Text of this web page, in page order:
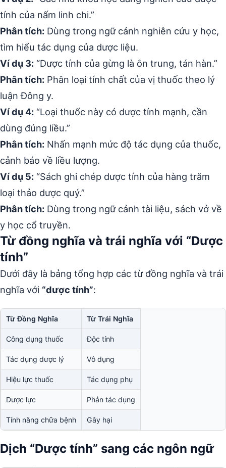
tính của nấm linh chi.”
Phân tích: Dùng trong ngữ cảnh nghiên cứu y học,
tìm hiểu tác dụng của dược liệu.
Ví dụ 3: “Dược tính của gừng là ôn trung, tán hàn.”
Phân tích: Phân loại tính chất của vị thuốc theo lý
luận Đông y.
Ví dụ 4: “Loại thuốc này có dược tính mạnh, cần
dùng đúng liều.”
Phân tích: Nhấn mạnh mức độ tác dụng của thuốc,
cảnh báo về liều lượng.
Ví dụ 5: “Sách ghi chép dược tính của hàng trăm
loại thảo dược quý.”
Phân tích: Dùng trong ngữ cảnh tài liệu, sách vở về
y học cổ truyền.
Từ đồng nghĩa và trái nghĩa với “Dược
tính”
Dưới đây là bảng tổng hợp các từ đồng nghĩa và trái
nghĩa với “dược tính”:
Từ Đồng Nghĩa Từ Trái Nghĩa
Công dụng thuốc Độc tính
Tác dụng dược lý Vô dụng
Hiệu lực thuốc Tác dụng phụ
Dược lực Phản tác dụng
Tính năng chữa bệnh Gây hại
Dịch “Dược tính” sang các ngôn ngữ